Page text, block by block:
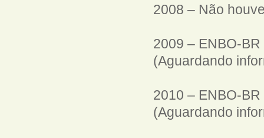
2008 – Não
2009 – ENBO-BR
(Aguardando
2010 – ENBO-BR
(Aguardando